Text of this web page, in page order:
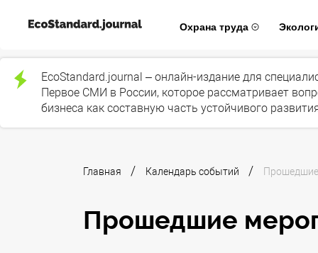
Охрана труда
EcoStandard.journal – онлайн-издание для
Первое СМИ в России, которое рассматривает
бизнеса как составную часть устойчивого
Главная / Календарь событий /
Прошедшие